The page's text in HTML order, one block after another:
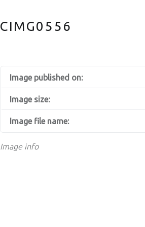
CIMG0556
Image info
Image published on:
Image size:
Image file name: